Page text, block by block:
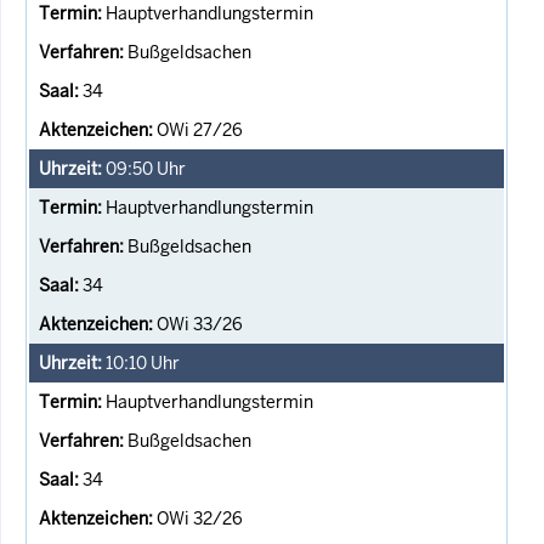
Hauptverhandlungstermin
Bußgeldsachen
34
OWi 27/26
09:50 Uhr
Hauptverhandlungstermin
Bußgeldsachen
34
OWi 33/26
10:10 Uhr
Hauptverhandlungstermin
Bußgeldsachen
34
OWi 32/26